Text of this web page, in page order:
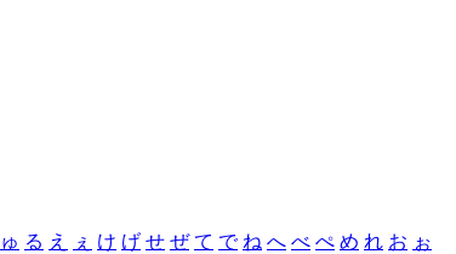
ゅ る え ぇ け げ せ ぜ て で ね へ べ ぺ め れ お ぉ